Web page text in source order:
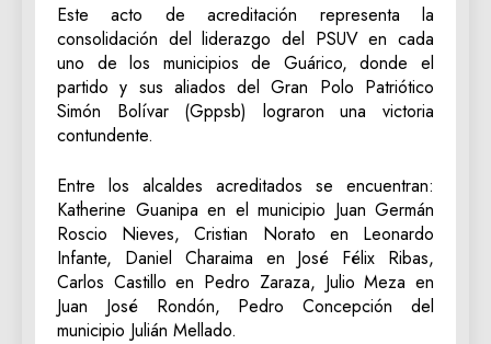
Este acto de acreditación representa la
consolidación del liderazgo del PSUV en cada
uno de los municipios de Guárico, donde el
partido y sus aliados del Gran Polo Patriótico
Simón Bolívar (Gppsb) lograron una victoria
contundente.
Entre los alcaldes acreditados se encuentran:
Katherine Guanipa en el municipio Juan Germán
Roscio Nieves, Cristian Norato en Leonardo
Infante, Daniel Charaima en José Félix Ribas,
Carlos Castillo en Pedro Zaraza, Julio Meza en
Juan José Rondón, Pedro Concepción del
municipio Julián Mellado.